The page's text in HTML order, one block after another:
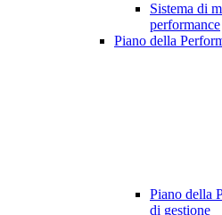
Sistema di
performance
Piano della
Piano della
di gestione